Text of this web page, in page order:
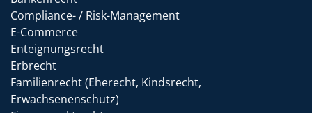
Compliance- / Risk-Management
E-Commerce
Enteignungsrecht
Erbrecht
Familienrecht (Eherecht, Kindsrecht,
Erwachsenenschutz)